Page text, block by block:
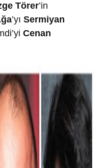
Törer’in
’yı Sermiyan
Cenan